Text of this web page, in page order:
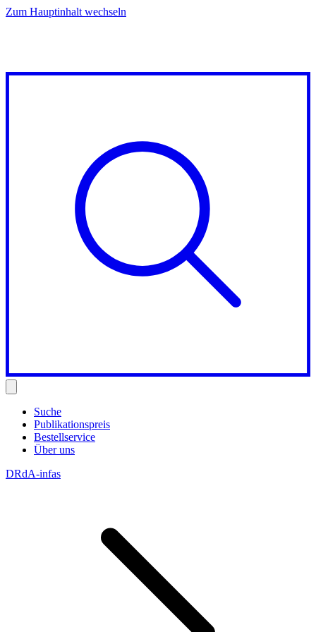
Zum Hauptinhalt wechseln
Suche
Publikationspreis
Bestellservice
Über uns
DRdA-infas